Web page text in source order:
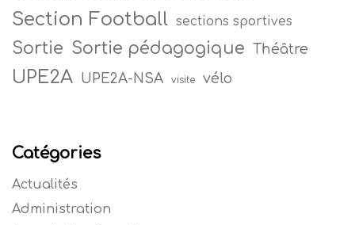
Section Football sections sportives
Sortie Sortie pédagogique Théâtre
UPE2A UPE2A-NSA visite vélo
Catégories
Actualités
Administration